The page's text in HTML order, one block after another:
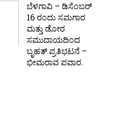
ಬೆಳಗಾವಿ – ಡಿಸೆಂಬರ್
16 ರಂದು ಸಮಗಾರ
ಮತ್ತು ಡೋರ
ಸಮುದಾಯದಿಂದ
ಬೃಹತ್ ಪ್ರತಿಭಟನೆ –
ಭೀಮರಾವ ಪವಾರ.